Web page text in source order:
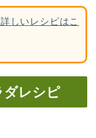
しいレシピはこ
ダレシピ